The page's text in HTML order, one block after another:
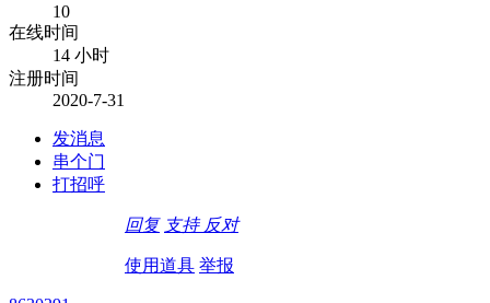
10
在线时间
14 小时
注册时间
2020-7-31
发消息
串个门
打招呼
回复 支持 反对
使用道具 举报